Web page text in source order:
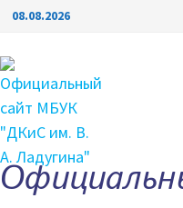
Перейти
содержимому
08.08.2026